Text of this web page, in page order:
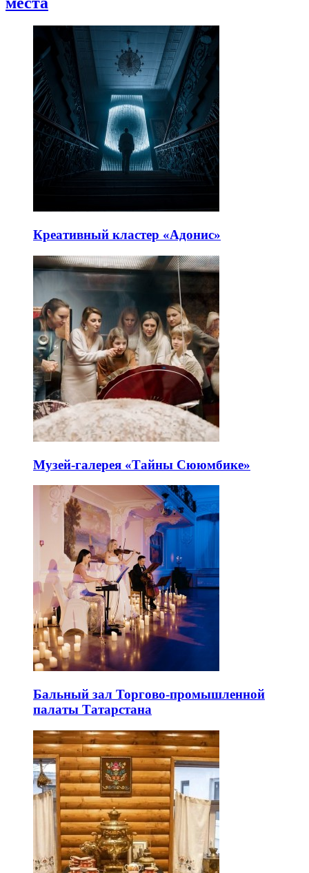
Креативный кластер «Адонис»
Музей-галерея «Тайны Сююмбике»
Бальный зал Торгово-промышленной
палаты Татарстана